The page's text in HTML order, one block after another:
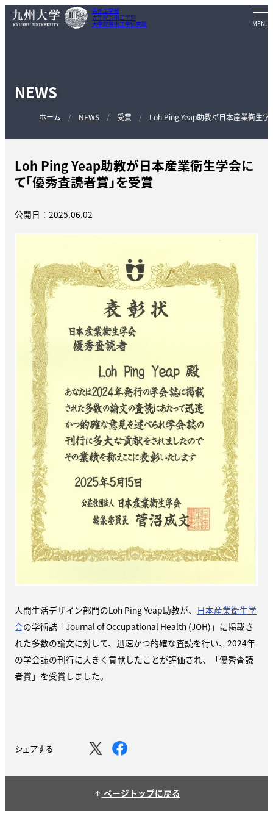
芸術工学部
大学院芸術工学府
大学院芸術工学研究院
NEWS
ホーム NEWS 受賞 Loh Ping Yeap助教が日本産業衛生
Loh Ping Yeap助教が日本産業衛生学会に
て「優秀査読者賞」を受賞
公開日：2025.06.02
人間生活デザイン部門のLoh Ping Yeap助教が、 日本産業衛生学
会の学術誌「Journal of Occupational Health (JOH) 」に掲載さ
れた多数の論文に対して、迅速かつ的確な査読を行い、2024年
の学会誌の刊行に大きく貢献したことが評価され、「優秀査読
者賞」を受賞しました。
シェアする
arrow_upward ページトップに戻る